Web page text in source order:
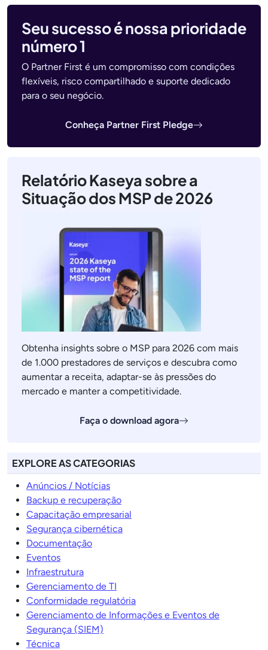
Seu sucesso é nossa prioridade
número 1
O Partner First é um compromisso com condições
flexíveis, risco compartilhado e suporte dedicado
para o seu negócio.
Conheça Partner First Pledge
Relatório Kaseya sobre a
Situação dos MSP de 2026
Obtenha insights sobre o MSP para 2026 com mais
de 1.000 prestadores de serviços e descubra como
aumentar a receita, adaptar-se às pressões do
mercado e manter a competitividade.
Faça o download agora
EXPLORE AS CATEGORIAS
Anúncios / Notícias
Backup e recuperação
Capacitação empresarial
Segurança cibernética
Documentação
Eventos
Infraestrutura
Gerenciamento de TI
Conformidade regulatória
Gerenciamento de Informações e Eventos de
Segurança (SIEM)
Técnica